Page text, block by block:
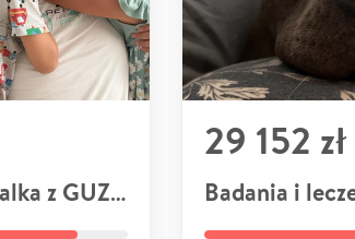
Szymaniak Adrian walka z GUZEM
29 152 zł